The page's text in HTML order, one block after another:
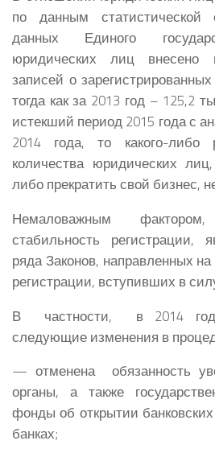
по данным статистической
данных Единого
юридических лиц внесено
записей о
тогда как за 2013 год – 125,2
истекший период 2015 года с
2014 года, то какого-либо
количества юридических
либо прекратить свой бизнес,
Немаловажным
стабильность регистрации,
ряда Законов, направленных
регистрации, вступивших в
В частности, в 2014
следующие изменения в
— отменена обязанность
органы, а также
фонды об открытии
банках;